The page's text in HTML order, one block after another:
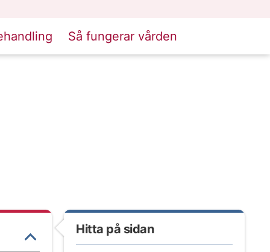
Så fungerar vården
Hitta på sidan